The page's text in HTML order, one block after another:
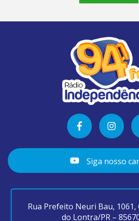
Siga nosso
Rua Prefeito Neuri Bau, 1061,
do Lontra/PR –